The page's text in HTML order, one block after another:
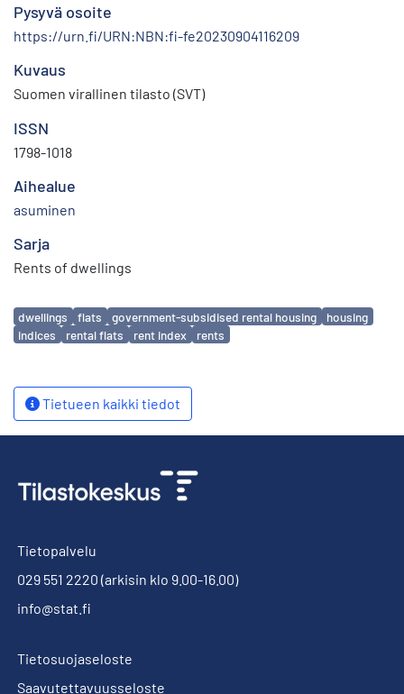
Pysyvä osoite
https://urn.fi/URN:NBN:fi-fe20230904116209
Kuvaus
Suomen virallinen tilasto (SVT)
ISSN
1798-1018
Aihealue
asuminen
Sarja
Rents of dwellings
Avainsanat
dwellings flats government-subsidised rental housing
housing
indices
rental flats rent index rents
Tietueen kaikki tiedot
Tietopalvelu
029 551 2220 (arkisin klo 9.00-16.00)
info@stat.fi
Tietosuojaseloste
Saavutettavuusseloste